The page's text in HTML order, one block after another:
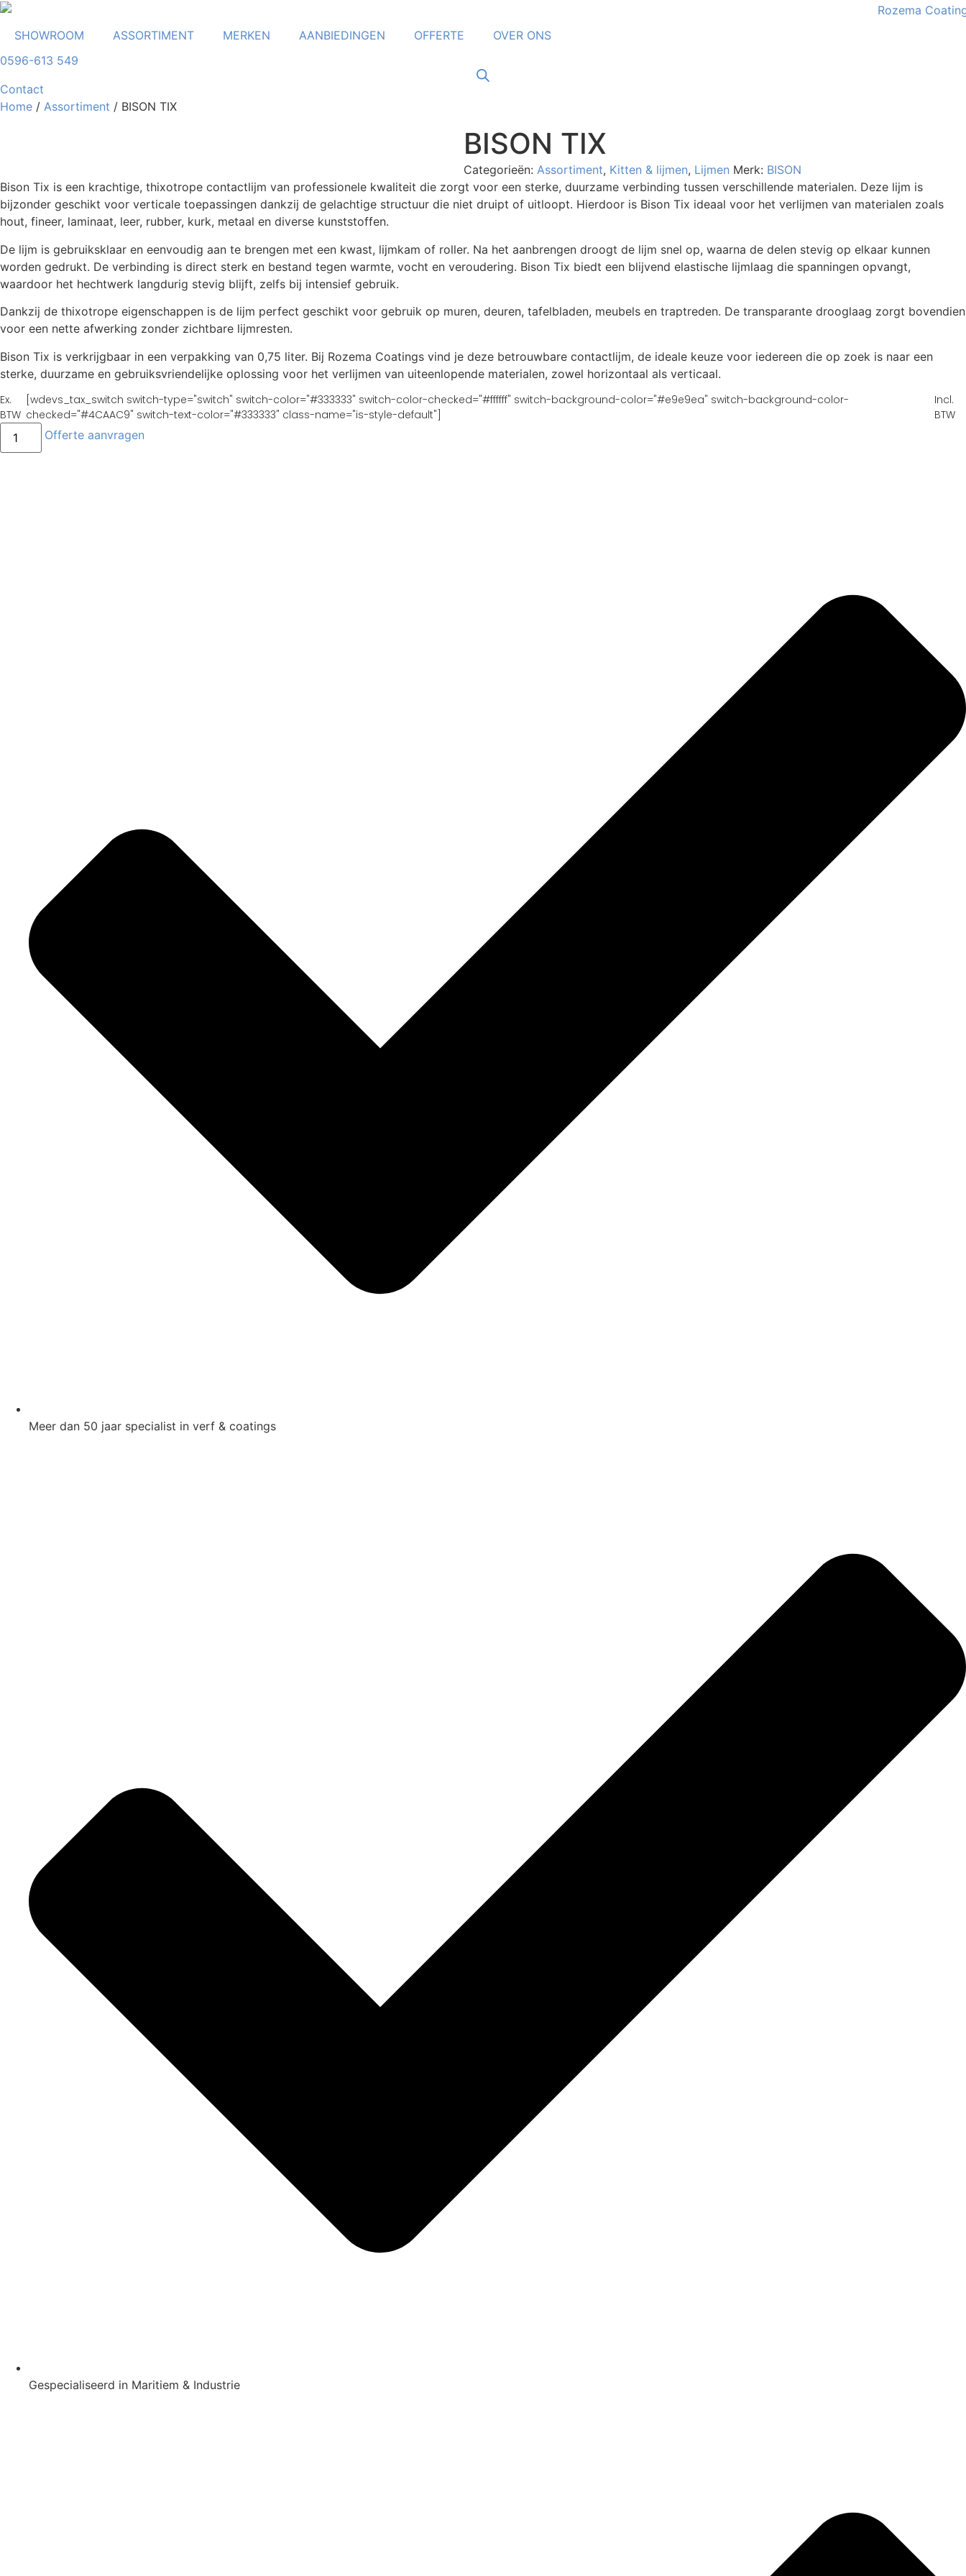
Ga
inhoud
SHOWROOM ASSORTIMENT MERKEN AANBIEDINGEN OFFERTE
OVER ONS
0596-613 549
Contact
Home / Assortiment / BISON TIX
BISON TIX
Categorieën: Assortiment, Kitten & lijmen, Lijmen Merk: BISON
Bison Tix is een krachtige, thixotrope contactlijm van professionele kwaliteit die zorgt voor een sterke, duurzame verbinding tussen verschillende materialen. Deze lijm is
bijzonder geschikt voor verticale toepassingen dankzij de gelachtige structuur die niet druipt of uitloopt. Hierdoor is Bison Tix ideaal voor het verlijmen van materialen zoals
hout, fineer, laminaat, leer, rubber, kurk, metaal en diverse kunststoffen.
De lijm is gebruiksklaar en eenvoudig aan te brengen met een kwast, lijmkam of roller. Na het aanbrengen droogt de lijm snel op, waarna de delen stevig op elkaar kunnen
worden gedrukt. De verbinding is direct sterk en bestand tegen warmte, vocht en veroudering. Bison Tix biedt een blijvend elastische lijmlaag die spanningen opvangt,
waardoor het hechtwerk langdurig stevig blijft, zelfs bij intensief gebruik.
Dankzij de thixotrope eigenschappen is de lijm perfect geschikt voor gebruik op muren, deuren, tafelbladen, meubels en traptreden. De transparante drooglaag zorgt bovendien
voor een nette afwerking zonder zichtbare lijmresten.
Bison Tix is verkrijgbaar in een verpakking van 0,75 liter. Bij Rozema Coatings vind je deze betrouwbare contactlijm, de ideale keuze voor iedereen die op zoek is naar een
sterke, duurzame en gebruiksvriendelijke oplossing voor het verlijmen van uiteenlopende materialen, zowel horizontaal als verticaal.
Ex.
BTW
[wdevs_tax_switch switch-type="switch" switch-color="#333333" switch-color-checked="#ffffff" switch-background-color="#e9e9ea" switch-background-color-
checked="#4CAAC9" switch-text-color="#333333" class-name="is-style-default"]
Incl.
BTW
BISON
TIX
aantal
Offerte aanvragen
Meer dan 50 jaar specialist in verf & coatings
Gespecialiseerd in Maritiem & Industrie